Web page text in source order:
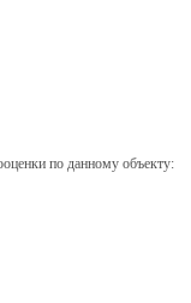
по данному объекту: